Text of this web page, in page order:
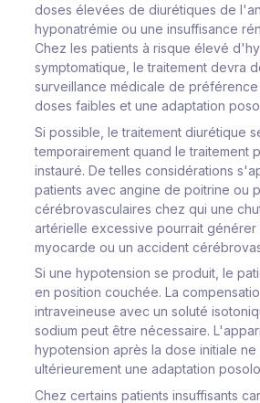
doses élevées de diurétiques de
hyponatrémie ou une insuffisance
Chez les patients à risque élevé
symptomatique, le traitement devra
surveillance médicale de
doses faibles et une adaptation
Si possible, le traitement diurétique
temporairement quand le traitement
instauré. De telles considérations
patients avec angine de poitrine ou
cérébrovasculaires chez qui une
artérielle excessive pourrait générer
myocarde ou un accident
Si une hypotension se produit, le
en position couchée. La
intraveineuse avec un soluté
sodium peut être nécessaire.
hypotension après la dose initiale
ultérieurement une adaptation
Chez certains patients insuffisants